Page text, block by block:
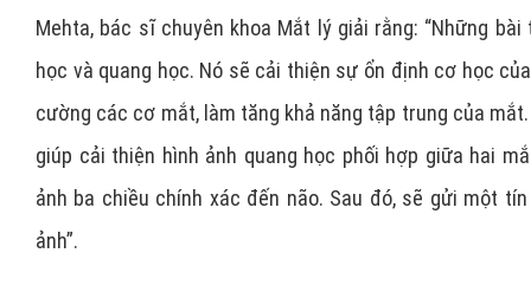
Mehta, bác sĩ chuyên khoa Mắt lý giải rằng: “Những
học và quang học. Nó sẽ cải thiện sự ổn định cơ học
cường các cơ mắt, làm tăng khả năng tập trung của
giúp cải thiện hình ảnh quang học phối hợp giữa hai
ảnh ba chiều chính xác đến não. Sau đó, sẽ gửi một
ảnh”.